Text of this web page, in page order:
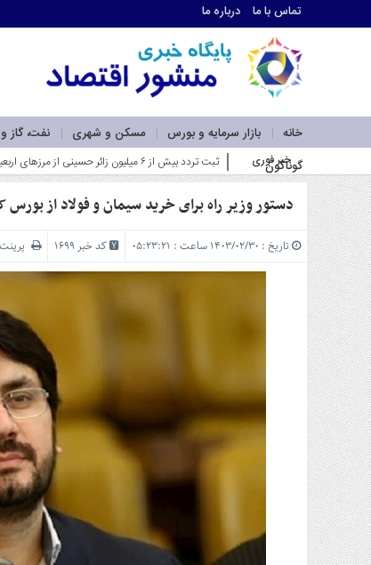
تماس با ما درباره ما
خانه بازار سرمایه و بورس مسکن و شهری نفت، گاز
گوناگون
ما
درباره
سرویس
ها
خانه
بازار
سرمایه
و
بورس
مسکن
و
شهری
نفت،
گاز
و
پتروشیمی
صنعت
و
خودرو
استارت
آپ
خبر فوری ضرورت بازآفرینی در نقشه راه لجستیک و کری_
دستور وزیر راه برای خرید سیمان و فولاد از بورس
تاریخ : ۱۴۰۳/۰۲/۳۰ ساعت : ۰۵:۲۳:۲۱ کد خبر 1699 پرینت